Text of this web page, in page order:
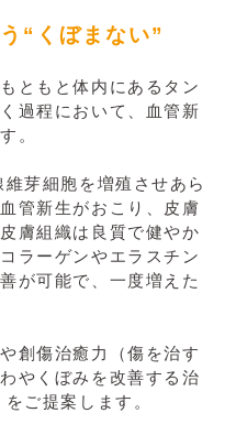
“くぼまない”
ともと体内にあるタン
過程において、血管新
。
芽細胞を増殖させあら
管新生がおこり、皮膚
膚組織は良質で健やか
ラーゲンやエラスチン
が可能で、一度増えた
創傷治癒力（傷を治す
やくぼみを改善する治
ご提案します。